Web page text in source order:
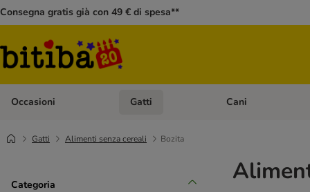
Consegna gratis già con 49 € di spesa**
Occasioni Apri Menù Categoria: Occasioni
Gatti Apri Menù Categoria:
Cani
Gatti Alimenti senza cereali Bozita
Categoria